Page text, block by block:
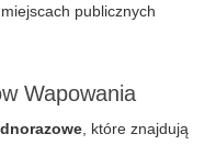
publicznych
Wapowania
, które znajdują